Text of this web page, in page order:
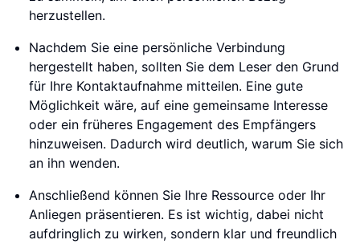
herzustellen.
Nachdem Sie eine persönliche Verbindung
hergestellt haben, sollten Sie dem Leser den Grund
für Ihre Kontaktaufnahme mitteilen. Eine gute
Möglichkeit wäre, auf eine gemeinsame Interesse
oder ein früheres Engagement des Empfängers
hinzuweisen. Dadurch wird deutlich, warum Sie sich
an ihn wenden.
Anschließend können Sie Ihre Ressource oder Ihr
Anliegen präsentieren. Es ist wichtig, dabei nicht
aufdringlich zu wirken, sondern klar und freundlich